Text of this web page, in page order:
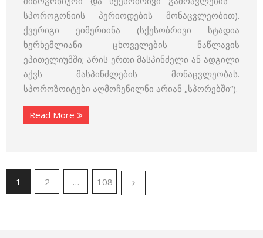
სპოროგონიის პერიოდების მონაცვლეობით).
ქვერიგი ეიმერიინა (სქესობრივი სტადია
ხერხემლიანი ცხოველების ნაწლავის
ეპითელიუმში; არის ერთი მასპინძელი ან ადგილი
აქვს მასპინძლების მონაცვლეობას.
სპოროზოიტები აღმოჩენილნი არიან „სპორებში“).
Read More
1 2 … 108